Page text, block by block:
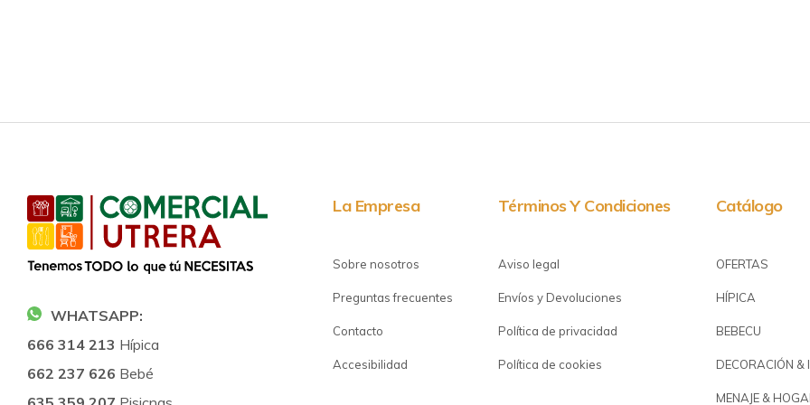
WHATSAPP:
666 314 213 Hípica
662 237 626 Bebé
La Empresa
Sobre nosotros
Preguntas frecuentes
Contacto
Accesibilidad
Términos Y Condiciones
Aviso legal
Envíos y Devoluciones
Política de privacidad
Política de cookies
Catálogo
OFERTAS
HÍPICA
BEBECU
DECORACIÓN &
MENAJE &